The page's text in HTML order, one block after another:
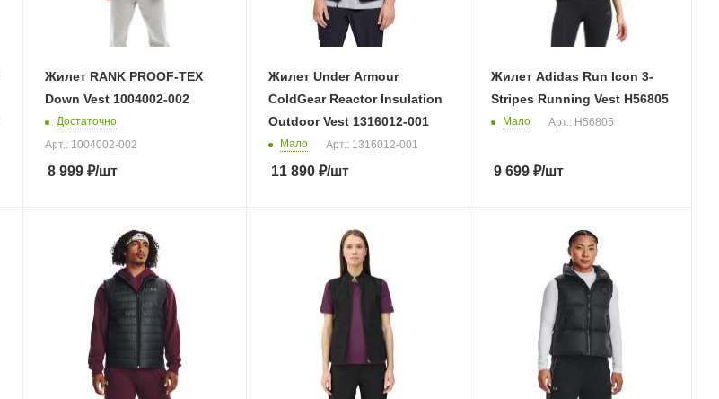
Жилет RANK PROOF-TEX
Down Vest 1004002-002
Достаточно
Арт.: 1004002-002
8 999 ₽/шт
Жилет Under Armour
ColdGear Reactor Insulation
Outdoor Vest 1316012-001
Мало Арт.: 1316012-001
11 890₽/шт
Жилет Adidas Run Icon 3-
Stripes Running Vest H56805
Мало Арт.: H56805
9 699₽/шт